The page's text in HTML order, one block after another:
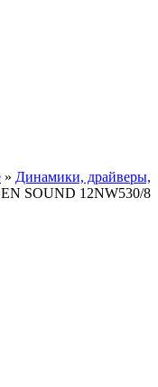
» Динамики, драйверы,
SOUND 12NW530/8